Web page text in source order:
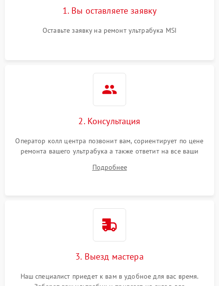
1. Вы оставляете заявку
Оставьте заявку на ремонт ультрабука MSI
2. Консультация
Оператор колл центра позвонит вам, сориентирует по цене
ремонта вашего ультрабука а также ответит на все ваши
Подробнее
3. Выезд мастера
Наш специалист приедет к вам в удобное для вас время.